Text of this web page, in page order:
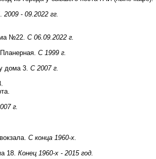
2009 - 09.2022 гг.
№22. С 06.09.2022 г.
С 1999 г.
дома 3. С 2007 г.
г.
С конца 1960-х.
18. Конец 1960-х - 2015 год.